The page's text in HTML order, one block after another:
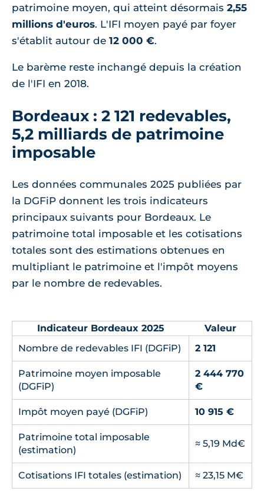
patrimoine moyen, qui atteint désormais 2,55
millions d'euros. L'IFI moyen payé par foyer
s'établit autour de 12 000 €.
Le barème reste inchangé depuis la création
de l'IFI en 2018.
Bordeaux : 2 121 redevables,
5,2 milliards de patrimoine
imposable
Les données communales 2025 publiées par
la DGFiP donnent les trois indicateurs
principaux suivants pour Bordeaux. Le
patrimoine total imposable et les cotisations
totales sont des estimations obtenues en
multipliant le patrimoine et l'impôt moyens
par le nombre de redevables.
Indicateur Bordeaux 2025
Valeur
Nombre de redevables IFI (DGFiP)
2 121
Patrimoine moyen imposable
(DGFiP)
2 444 770
€
Impôt moyen payé (DGFiP) 10 915 €
Patrimoine total imposable
(estimation)
≈ 5,19 Md€
Cotisations IFI totales (estimation) ≈ 23,15 M€